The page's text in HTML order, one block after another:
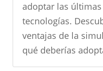
adoptar las
tecnologías.
ventajas de la
qué deberías